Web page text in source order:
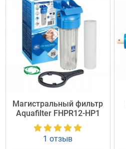
Магистральный фильтр
Aquafilter FHPR12-HP1
1 отзыв